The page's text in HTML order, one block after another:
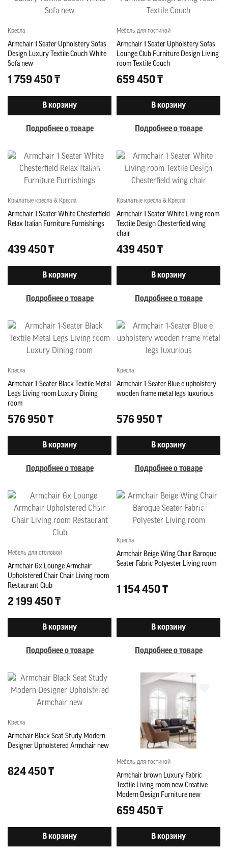
Кресла
Armchair 1 Seater Upholstery Sofas
Design Luxury Textile Couch White
Sofa new
1 759 450 ₸
В корзину
Подробнее о товаре
Мебель для гостиной
Armchair 1 Seater Upholstery Sofas
Lounge Club Furniture Design Living
room Textile Couch
659 450 ₸
В корзину
Подробнее о товаре
Крылатые кресла & Кресла
Armchair 1 Seater White Chesterfield
Relax Italian Furniture Furnishings
439 450 ₸
В корзину
Подробнее о товаре
Крылатые кресла & Кресла
Armchair 1 Seater White Living room
Textile Design Chesterfield wing
chair
439 450 ₸
В корзину
Подробнее о товаре
Кресла
Armchair 1-Seater Black Textile Metal
Legs Living room Luxury Dining
room
576 950 ₸
В корзину
Подробнее о товаре
Кресла
Armchair 1-Seater Blue e upholstery
wooden frame metal legs luxurious
576 950 ₸
В корзину
Подробнее о товаре
Мебель для столовой
Armchair 6x Lounge Armchair
Upholstered Chair Chair Living room
Restaurant Club
2 199 450 ₸
В корзину
Подробнее о товаре
Кресла
Armchair Beige Wing Chair Baroque
Seater Fabric Polyester Living room
1 154 450 ₸
В корзину
Подробнее о товаре
Кресла
Armchair Black Seat Study Modern
Designer Upholstered Armchair new
824 450 ₸
В корзину
Мебель для гостиной
Armchair brown Luxury Fabric
Textile Living room new Creative
Modern Design Furniture new
659 450 ₸
В корзину